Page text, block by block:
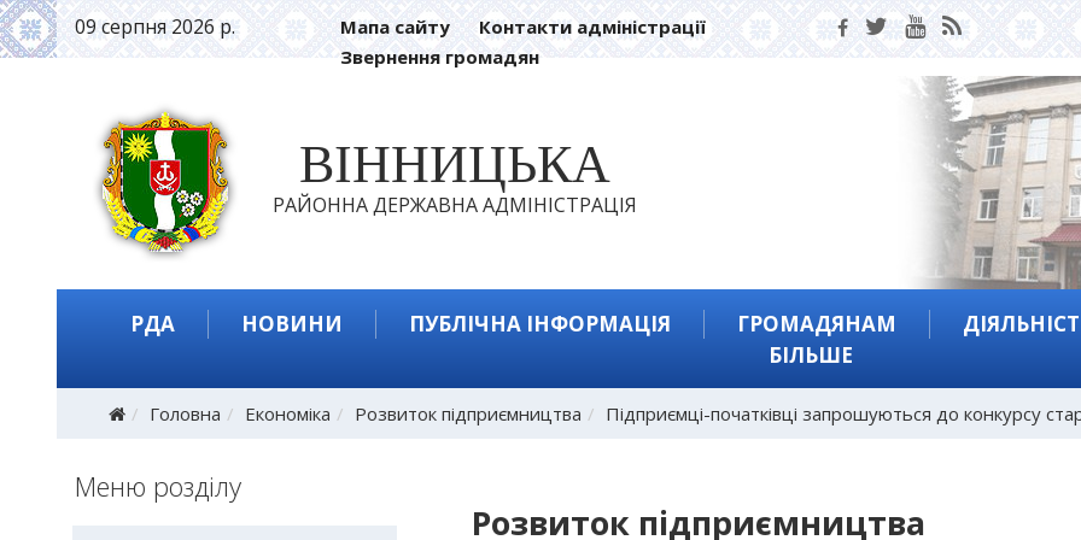
09 серпня 2026 р. Мапа сайту
Контакти адміністрації
Звернення громадян
ВІННИЦЬКА
РАЙОННА ДЕРЖАВНА АДМІНІСТРАЦІЯ
РДА НОВИНИ ПУБЛІЧНА ІНФОРМАЦІЯ ГРОМАДЯНАМ
БІЛЬШЕ
Головна Економіка Розвиток підприємництва Підприємці-початківці запрошуються до конкурсу
Меню розділу
Розвиток підприємництва